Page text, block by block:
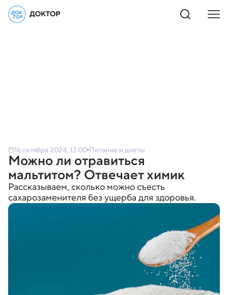
16 октября 2024, 13:00 Питание и диеты
Можно ли отравиться
мальтитом? Отвечает химик
Рассказываем, сколько можно съесть
сахарозаменителя без ущерба для здоровья.